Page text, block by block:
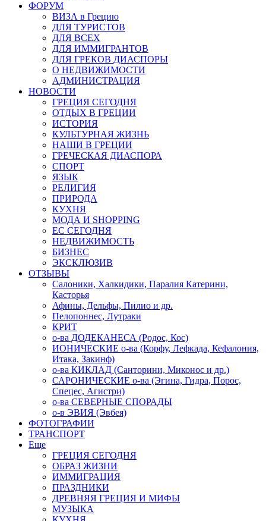
ФОРУМ
ВИЗА в Грецию
ДЛЯ ТУРИСТОВ
ДЛЯ ВСЕХ
ДЛЯ ИММИГРАНТОВ
ДЛЯ ГРЕКОВ ДИАСПОРЫ
О НЕДВИЖИМОСТИ
АДМИНИСТРАЦИЯ
НОВОСТИ
ГРЕЦИЯ СЕГОДНЯ
ОТДЫХ В ГРЕЦИИ
ИСТОРИЯ
КУЛЬТУРНАЯ ЖИЗНЬ
НАШИ В ГРЕЦИИ
ГРЕЧЕСКАЯ ДИАСПОРА
СПОРТ
ЯЗЫК
РЕЛИГИЯ
ПРИРОДА
КУХНЯ
МОДА И SHOPPING
ЕС СЕГОДНЯ
НЕДВИЖИМОСТЬ
БИЗНЕС
ЭКСКЛЮЗИВ
ОТЗЫВЫ
Салоники, Халкидики, Паралия Катерини,
Касторья
Афины, Дельфы, Пилио и др.
Пелопоннес, Лутраки
КРИТ
о-ва ДОДЕКАНЕСА (Родос, Кос)
ИОНИЧЕСКИЕ о-ва (Корфу, Лефкада, Кефалония,
Итака, Закинф)
о-ва КИКЛАД (Санторини, Миконос и др.)
САРОНИЧЕСКИЕ о-ва (Эгина, Гидра, Порос,
Спецес, Агистри)
о-ва СЕВЕРНЫЕ СПОРАДЫ
о-в ЭВИЯ (Эвбея)
ФОТОГРАФИИ
ТРАНСПОРТ
Еще
ГРЕЦИЯ СЕГОДНЯ
ОБРАЗ ЖИЗНИ
ИММИГРАЦИЯ
ПРАЗДНИКИ
ДРЕВНЯЯ ГРЕЦИЯ И МИФЫ
МУЗЫКА